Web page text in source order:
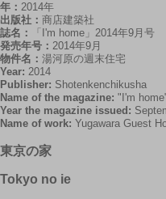
年： 2014年
出版社： 商店建築社
誌名：
「I'm home」2014年9月号
発売年号： 2014年9月
物件名： 湯河原の週末住宅
Year: 2014
Publisher: Shotenkenchikusha
Name of the magazine: "I'm
Year the magazine issued:
Name of work: Yugawara Guest
東京の家
Tokyo no ie